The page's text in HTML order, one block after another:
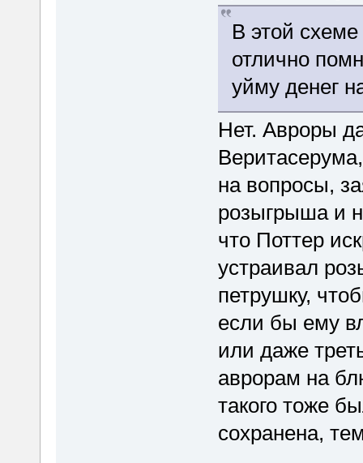
В этой
отлично
уйму денег
Нет. Авроры
на вопросы,
розыгрыша и
что Поттер
устраивал
петрушку,
если бы ему
или даже
аврорам на
такого тоже
сохранена,